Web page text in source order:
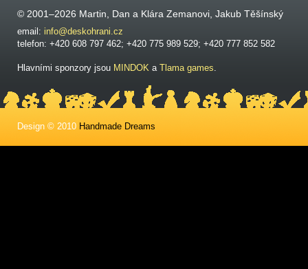
© 2001–2026 Martin, Dan a Klára Zemanovi, Jakub Těšínský
email: info@deskohrani.cz
telefon: +420 608 797 462; +420 775 989 529; +420 777 852 582
Hlavními sponzory jsou MINDOK a Tlama games.
Design © 2010 Handmade Dreams